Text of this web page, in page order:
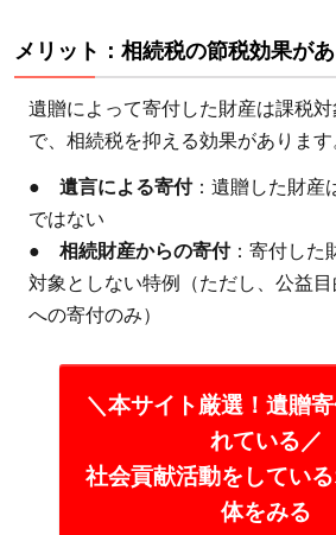
包括
遺贈
の場
合
事前
に寄
付先
へ相
談す
3.2
注意
なる
メリット：相続税の節税効果が
遺贈によって寄付した財産は課税
で、相続税を抑える効果があります
● 遺言による寄付：遺贈した財産
ではない
● 相続財産からの寄付：寄付した
対象としない特例（ただし、公益
への寄付のみ）
＼本サイト厳選！遺贈
れている／
社会貢献活動をしてい
体をみる